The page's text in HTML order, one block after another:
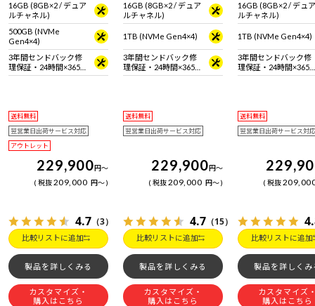
16GB (8GB×2 / デュア
ルチャネル)
500GB (NVMe
Gen4×4)
3年間センドバック修
理保証・24時間×365
日電話サポート
送料無料
翌営業日出荷サービス対応
アウトレット
229,900円～
税抜209,000 円～
4.7 （3）
比較リストに追加
製品を詳しくみる
カスタマイズ・
購入はこちら
16GB (8GB×2 / デュア
ルチャネル)
1TB (NVMe Gen4×4)
3年間センドバック修
理保証・24時間×365
日電話サポート
送料無料
翌営業日出荷サービス対応
229,900円～
税抜209,000 円～
4.7 （15）
比較リストに追加
製品を詳しくみる
カスタマイズ・
購入はこちら
16GB (8GB×2 / デュア
ルチャネル)
1TB (NVMe Gen4×4)
3年間センドバック修
理保証・24時間×365
日電話サポート
送料無料
翌営業日出荷サービス対応
税抜
比較リストに追加
製品を詳しくみ
カスタマイズ
購入はこちら